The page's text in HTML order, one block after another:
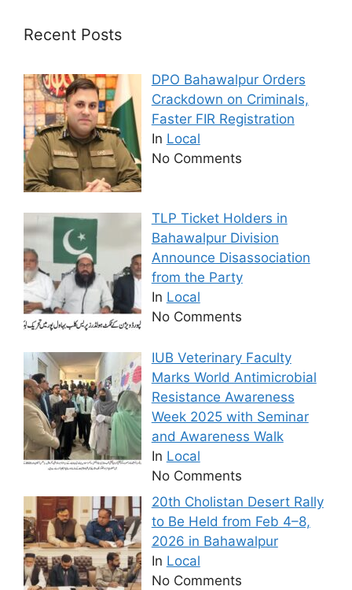
Recent Posts
DPO Bahawalpur Orders
Crackdown on Criminals,
Faster FIR Registration
In Local
No Comments
TLP Ticket Holders in
Bahawalpur Division
Announce Disassociation
from the Party
In Local
No Comments
IUB Veterinary Faculty
Marks World Antimicrobial
Resistance Awareness
Week 2025 with Seminar
and Awareness Walk
In Local
No Comments
20th Cholistan Desert Rally
to Be Held from Feb 4–8,
2026 in Bahawalpur
In Local
No Comments